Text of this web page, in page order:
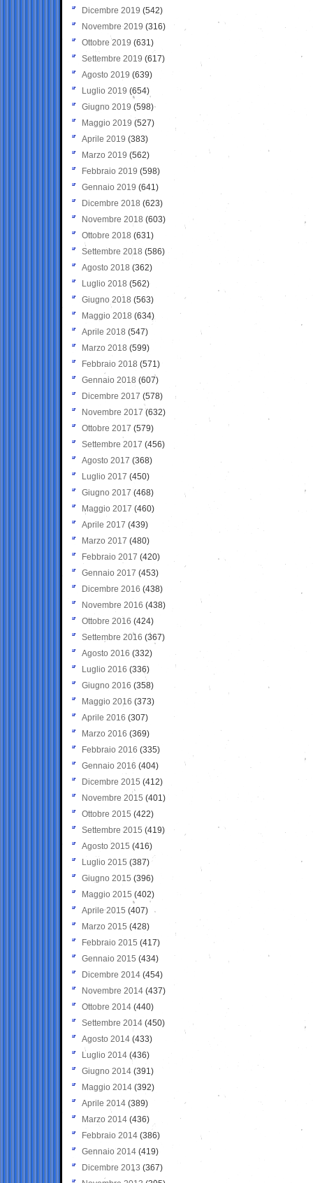
Dicembre 2019 (542)
Novembre 2019 (316)
Ottobre 2019 (631)
Settembre 2019 (617)
Agosto 2019 (639)
Luglio 2019 (654)
Giugno 2019 (598)
Maggio 2019 (527)
Aprile 2019 (383)
Marzo 2019 (562)
Febbraio 2019 (598)
Gennaio 2019 (641)
Dicembre 2018 (623)
Novembre 2018 (603)
Ottobre 2018 (631)
Settembre 2018 (586)
Agosto 2018 (362)
Luglio 2018 (562)
Giugno 2018 (563)
Maggio 2018 (634)
Aprile 2018 (547)
Marzo 2018 (599)
Febbraio 2018 (571)
Gennaio 2018 (607)
Dicembre 2017 (578)
Novembre 2017 (632)
Ottobre 2017 (579)
Settembre 2017 (456)
Agosto 2017 (368)
Luglio 2017 (450)
Giugno 2017 (468)
Maggio 2017 (460)
Aprile 2017 (439)
Marzo 2017 (480)
Febbraio 2017 (420)
Gennaio 2017 (453)
Dicembre 2016 (438)
Novembre 2016 (438)
Ottobre 2016 (424)
Settembre 2016 (367)
Agosto 2016 (332)
Luglio 2016 (336)
Giugno 2016 (358)
Maggio 2016 (373)
Aprile 2016 (307)
Marzo 2016 (369)
Febbraio 2016 (335)
Gennaio 2016 (404)
Dicembre 2015 (412)
Novembre 2015 (401)
Ottobre 2015 (422)
Settembre 2015 (419)
Agosto 2015 (416)
Luglio 2015 (387)
Giugno 2015 (396)
Maggio 2015 (402)
Aprile 2015 (407)
Marzo 2015 (428)
Febbraio 2015 (417)
Gennaio 2015 (434)
Dicembre 2014 (454)
Novembre 2014 (437)
Ottobre 2014 (440)
Settembre 2014 (450)
Agosto 2014 (433)
Luglio 2014 (436)
Giugno 2014 (391)
Maggio 2014 (392)
Aprile 2014 (389)
Marzo 2014 (436)
Febbraio 2014 (386)
Gennaio 2014 (419)
Dicembre 2013 (367)